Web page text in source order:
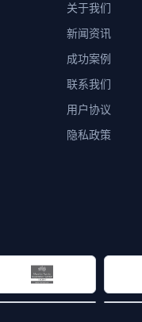
关于我们
新闻资讯
成功案例
联系我们
用户协议
隐私政策